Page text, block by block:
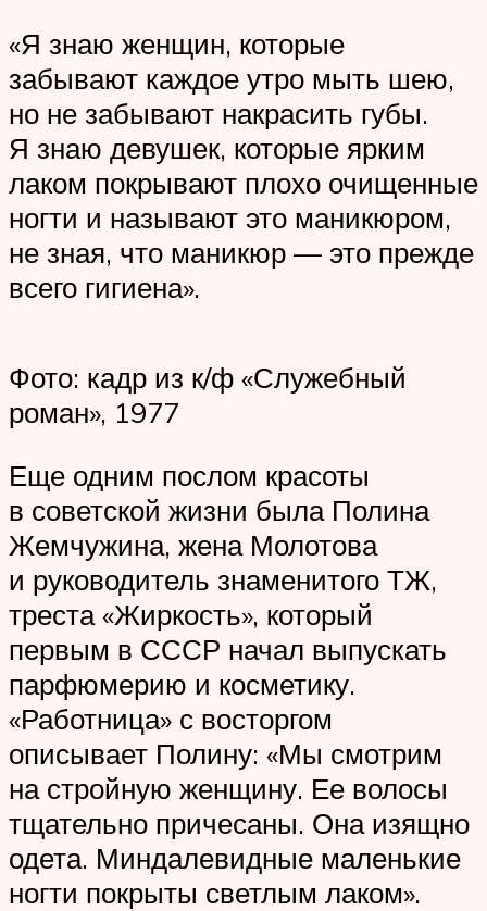
«Я знаю женщин, которые
забывают каждое утро мыть шею,
но не забывают накрасить губы.
Я знаю девушек, которые ярким
лаком покрывают плохо очищенные
ногти и называют это маникюром,
не зная, что маникюр — это прежде
всего гигиена».
Фото: кадр из к/ф «Служебный
роман», 1977
Еще одним послом красоты
в советской жизни была Полина
Жемчужина, жена Молотова
и руководитель знаменитого ТЖ,
треста «Жиркость», который
первым в СССР начал выпускать
парфюмерию и косметику.
«Работница» с восторгом
описывает Полину: «Мы смотрим
на стройную женщину. Ее волосы
тщательно причесаны. Она изящно
одета. Миндалевидные маленькие
ногти покрыты светлым лаком».